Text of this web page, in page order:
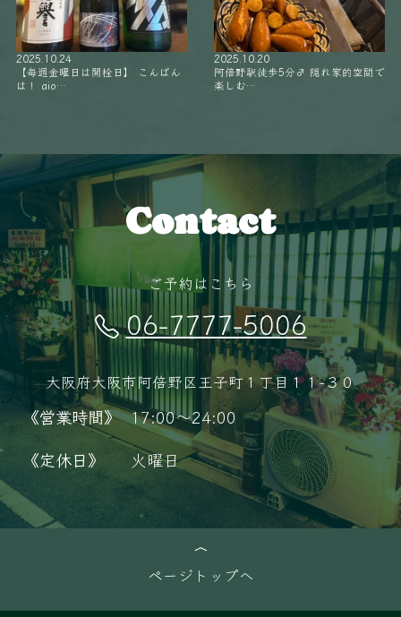
2025.10.24
【毎週金曜日は開栓日】 こんばん
は！ aio…
2025.10.20
阿倍野駅徒歩5分‍♂️ 隠れ家的空間で
楽しむ…
Contact
ご予約はこちら
06-7777-5006
大阪府大阪市阿倍野区王子町１丁目１１−３０
《営業時間》 17:00～24:00
《定休日》
火曜日
ページトップへ